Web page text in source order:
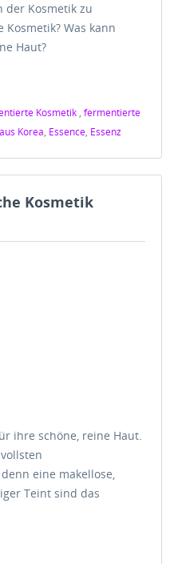
der Kosmetik zu
Was kann
Haut?
Kosmetik , fermentierte
Korea, Essence, Essenz
Kosmetik
ihre schöne, reine Haut.
eine makellose,
Teint sind das